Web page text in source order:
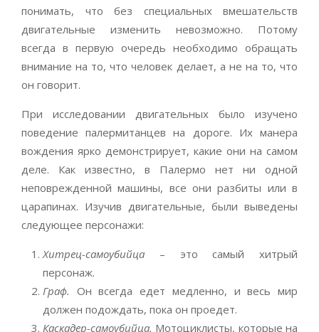
понимать, что без специальных вмешательств
двигательные изменить невозможно. Потому
всегда в первую очередь необходимо обращать
внимание на то, что человек делает, а не на то, что
он говорит.
При исследовании двигательных было изучено
поведение палермитанцев на дороге. Их манера
вождения ярко демонстрирует, какие они на самом
деле. Как известно, в Палермо нет ни одной
неповрежденной машины, все они разбиты или в
царапинах. Изучив двигательные, были выведены
следующее персонажи:
Хитрец-самоубийца – это самый хитрый
персонаж.
Граф. Он всегда едет медленно, и весь мир
должен подождать, пока он проедет.
Каскадер-самоубийца. Мотоциклисты, которые на